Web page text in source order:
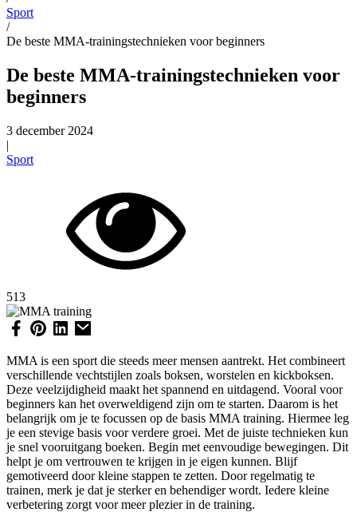
Sport
/
De beste MMA-trainingstechnieken voor beginners
De beste MMA-trainingstechnieken voor
beginners
3 december 2024
|
Sport
513
MMA is een sport die steeds meer mensen aantrekt. Het combineert
verschillende vechtstijlen zoals boksen, worstelen en kickboksen.
Deze veelzijdigheid maakt het spannend en uitdagend. Vooral voor
beginners kan het overweldigend zijn om te starten. Daarom is het
belangrijk om je te focussen op de basis MMA training. Hiermee leg
je een stevige basis voor verdere groei. Met de juiste technieken kun
je snel vooruitgang boeken. Begin met eenvoudige bewegingen. Dit
helpt je om vertrouwen te krijgen in je eigen kunnen. Blijf
gemotiveerd door kleine stappen te zetten. Door regelmatig te
trainen, merk je dat je sterker en behendiger wordt. Iedere kleine
verbetering zorgt voor meer plezier in de training.